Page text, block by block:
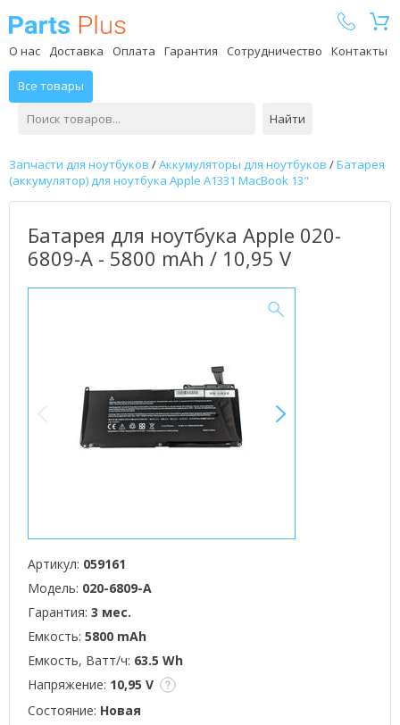
О нас Доставка Оплата Гарантия Сотрудничество Контакты
Все товары
Найти
Запчасти для ноутбуков /Аккумуляторы для ноутбуков /Батарея
(аккумулятор) для ноутбука Apple A1331 MacBook 13"
Батарея для ноутбука Apple 020-
6809-A - 5800 mAh / 10,95 V
Артикул: 059161
Модель: 020-6809-A
Гарантия: 3 мес.
Емкость: 5800 mAh
Емкость, Ватт/ч: 63.5 Wh
Напряжение: 10,95 V
Состояние: Новая